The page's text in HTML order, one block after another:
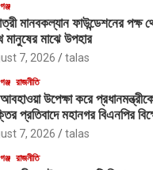
মানবকল্যান ফাউন্ডেশনের পক্ষ
মানুষের মাঝে উপহার
7, 2026 talas
রাজনীতি
আবহাওয়া উপেক্ষা করে
প্রতিবাদে মহানগর বিএনপির
7, 2026 talas
রাজনীতি